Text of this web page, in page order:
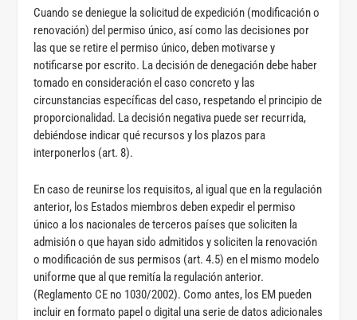
Cuando se deniegue la solicitud de expedición (modificación o
renovación) del permiso único, así como las decisiones por
las que se retire el permiso único, deben motivarse y
notificarse por escrito. La decisión de denegación debe haber
tomado en consideración el caso concreto y las
circunstancias específicas del caso, respetando el principio de
proporcionalidad. La decisión negativa puede ser recurrida,
debiéndose indicar qué recursos y los plazos para
interponerlos (art. 8).
En caso de reunirse los requisitos, al igual que en la regulación
anterior, los Estados miembros deben expedir el permiso
único a los nacionales de terceros países que soliciten la
admisión o que hayan sido admitidos y soliciten la renovación
o modificación de sus permisos (art. 4.5) en el mismo modelo
uniforme que al que remitía la regulación anterior.
(Reglamento CE no 1030/2002). Como antes, los EM pueden
incluir en formato papel o digital una serie de datos adicionales